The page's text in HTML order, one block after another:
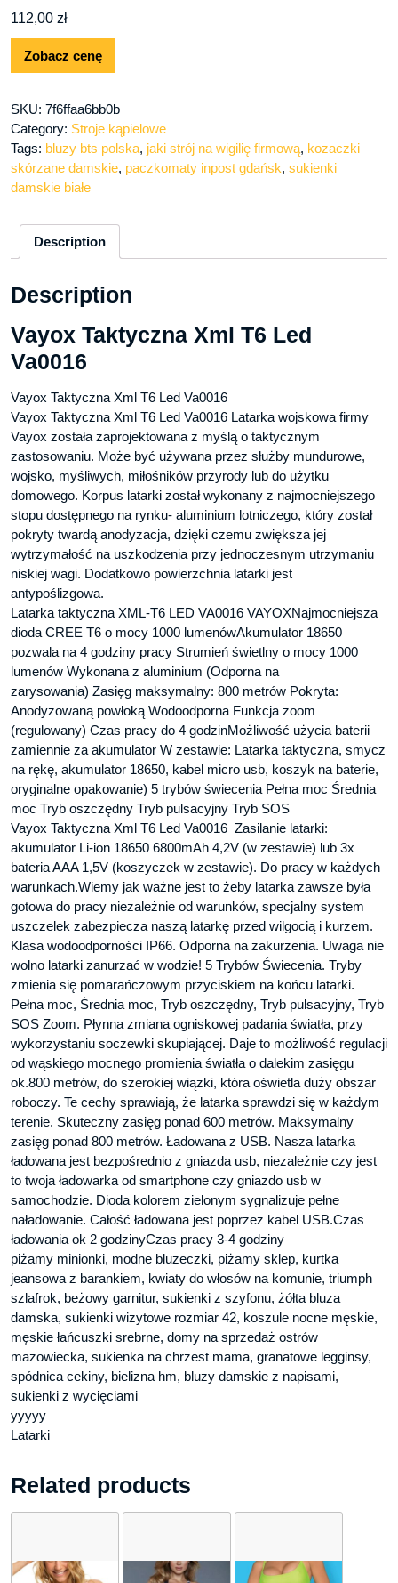
112,00 zł
Zobacz cenę
SKU: 7f6ffaa6bb0b
Category: Stroje kąpielowe
Tags: bluzy bts polska, jaki strój na wigilię firmową, kozaczki
skórzane damskie, paczkomaty inpost gdańsk, sukienki
damskie białe
Description
Description
Vayox Taktyczna Xml T6 Led
Va0016
Vayox Taktyczna Xml T6 Led Va0016
Vayox Taktyczna Xml T6 Led Va0016 Latarka wojskowa firmy
Vayox została zaprojektowana z myślą o taktycznym
zastosowaniu. Może być używana przez służby mundurowe,
wojsko, myśliwych, miłośników przyrody lub do użytku
domowego. Korpus latarki został wykonany z najmocniejszego
stopu dostępnego na rynku- aluminium lotniczego, który został
pokryty twardą anodyzacja, dzięki czemu zwiększa jej
wytrzymałość na uszkodzenia przy jednoczesnym utrzymaniu
niskiej wagi. Dodatkowo powierzchnia latarki jest
antypoślizgowa.
Latarka taktyczna XML-T6 LED VA0016 VAYOXNajmocniejsza
dioda CREE T6 o mocy 1000 lumenówAkumulator 18650
pozwala na 4 godziny pracy Strumień świetlny o mocy 1000
lumenów Wykonana z aluminium (Odporna na
zarysowania) Zasięg maksymalny: 800 metrów Pokryta:
Anodyzowaną powłoką Wodoodporna Funkcja zoom
(regulowany) Czas pracy do 4 godzinMożliwość użycia baterii
zamiennie za akumulator W zestawie: Latarka taktyczna, smycz
na rękę, akumulator 18650, kabel micro usb, koszyk na baterie,
oryginalne opakowanie) 5 trybów świecenia Pełna moc Średnia
moc Tryb oszczędny Tryb pulsacyjny Tryb SOS
Vayox Taktyczna Xml T6 Led Va0016 Zasilanie latarki:
akumulator Li-ion 18650 6800mAh 4,2V (w zestawie) lub 3x
bateria AAA 1,5V (koszyczek w zestawie). Do pracy w każdych
warunkach.Wiemy jak ważne jest to żeby latarka zawsze była
gotowa do pracy niezależnie od warunków, specjalny system
uszczelek zabezpiecza naszą latarkę przed wilgocią i kurzem.
Klasa wodoodporności IP66. Odporna na zakurzenia. Uwaga nie
wolno latarki zanurzać w wodzie! 5 Trybów Świecenia. Tryby
zmienia się pomarańczowym przyciskiem na końcu latarki.
Pełna moc, Średnia moc, Tryb oszczędny, Tryb pulsacyjny, Tryb
SOS Zoom. Płynna zmiana ogniskowej padania światła, przy
wykorzystaniu soczewki skupiającej. Daje to możliwość regulacji
od wąskiego mocnego promienia światła o dalekim zasięgu
ok.800 metrów, do szerokiej wiązki, która oświetla duży obszar
roboczy. Te cechy sprawiają, że latarka sprawdzi się w każdym
terenie. Skuteczny zasięg ponad 600 metrów. Maksymalny
zasięg ponad 800 metrów. Ładowana z USB. Nasza latarka
ładowana jest bezpośrednio z gniazda usb, niezależnie czy jest
to twoja ładowarka od smartphone czy gniazdo usb w
samochodzie. Dioda kolorem zielonym sygnalizuje pełne
naładowanie. Całość ładowana jest poprzez kabel USB.Czas
ładowania ok 2 godzinyCzas pracy 3-4 godziny
piżamy minionki, modne bluzeczki, piżamy sklep, kurtka
jeansowa z barankiem, kwiaty do włosów na komunie, triumph
szlafrok, beżowy garnitur, sukienki z szyfonu, żółta bluza
damska, sukienki wizytowe rozmiar 42, koszule nocne męskie,
męskie łańcuszki srebrne, domy na sprzedaż ostrów
mazowiecka, sukienka na chrzest mama, granatowe legginsy,
spódnica cekiny, bielizna hm, bluzy damskie z napisami,
sukienki z wycięciami
yyyyy
Latarki
Related products